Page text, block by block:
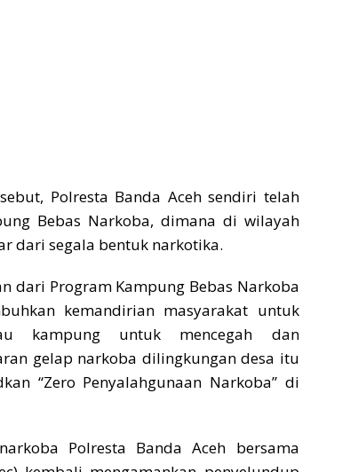
Polresta Banda Aceh sendiri telah
Bebas Narkoba, dimana di wilayah
dari segala bentuk narkotika.
dari Program Kampung Bebas Narkoba
kemandirian masyarakat untuk
kampung untuk mencegah dan
gelap narkoba dilingkungan desa itu
“Zero Penyalahgunaan Narkoba” di
Polresta Banda Aceh bersama